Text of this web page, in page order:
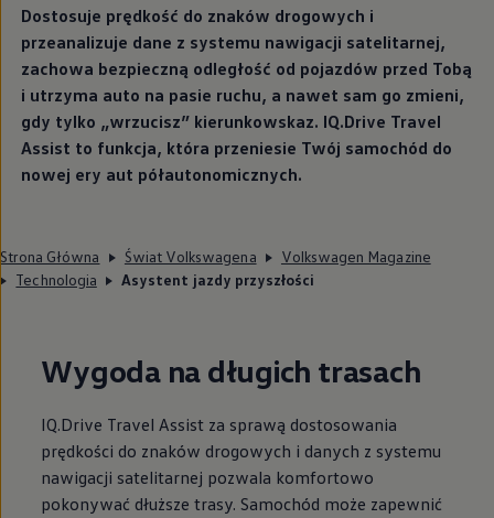
Dostosuje prędkość do znaków drogowych i
przeanalizuje dane z systemu nawigacji satelitarnej,
zachowa bezpieczną odległość od pojazdów przed Tobą
i utrzyma auto na pasie ruchu, a nawet sam go zmieni,
gdy tylko „wrzucisz” kierunkowskaz. IQ.Drive Travel
Assist to funkcja, która przeniesie Twój samochód do
nowej ery aut półautonomicznych.
Strona Główna Świat Volkswagena
Volkswagen Magazine
Technologia
Asystent jazdy przyszłości
Wygoda na długich trasach
IQ.Drive Travel Assist za sprawą dostosowania
prędkości do znaków drogowych i danych z systemu
nawigacji satelitarnej pozwala komfortowo
pokonywać dłuższe trasy. Samochód może zapewnić